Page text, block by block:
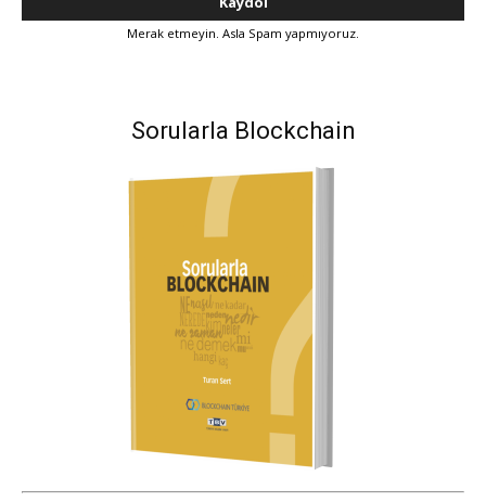
Merak etmeyin. Asla Spam yapmıyoruz.
Sorularla Blockchain